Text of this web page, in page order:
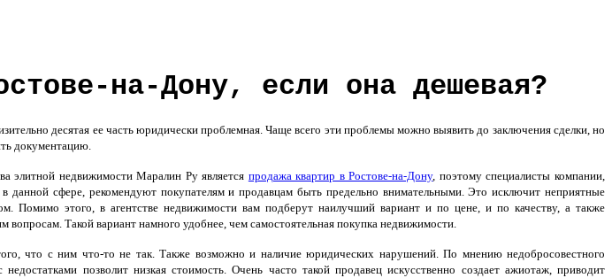
на-Дону, если она дешевая?
десятая ее часть юридически проблемная. Чаще всего эти проблемы можно выявить до заключения сделки, но
документацию.
элитной недвижимости Маралин Ру является продажа квартир в Ростове-на-Дону, поэтому специалисты компании,
сфере, рекомендуют покупателям и продавцам быть предельно внимательными. Это исключит неприятные
Помимо этого, в агентстве недвижимости вам подберут наилучший вариант и по цене, и по качеству, а также
вопросам. Такой вариант намного удобнее, чем самостоятельная покупка недвижимости.
что с ним что-то не так. Также возможно и наличие юридических нарушений. По мнению недобросовестного
позволит низкая стоимость. Очень часто такой продавец искусственно создает ажиотаж, приводит